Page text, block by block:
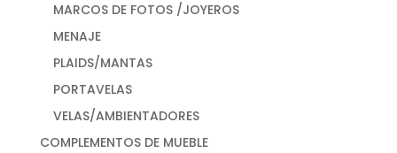
MARCOS DE FOTOS /JOYEROS
MENAJE
PLAIDS/MANTAS
PORTAVELAS
VELAS/AMBIENTADORES
COMPLEMENTOS DE MUEBLE